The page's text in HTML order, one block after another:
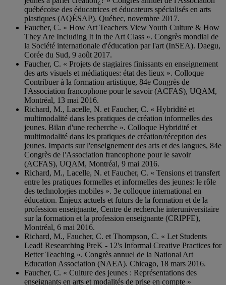
québécoise des éducatrices et éducateurs spécialisés en arts
plastiques (AQÉSAP). Québec, novembre 2017.
Faucher, C. « How Art Teachers View Youth Culture & How
They Are Including It in the Art Class ». Congrès mondial de
la Société internationale d'éducation par l'art (InSEA). Daegu,
Corée du Sud, 9 août 2017.
Faucher, C. « Projets de stagiaires finissants en enseignement
des arts visuels et médiatiques: état des lieux ». Colloque
Contribuer à la formation artistique, 84e Congrès de
l'Association francophone pour le savoir (ACFAS), UQAM,
Montréal, 13 mai 2016.
Richard, M., Lacelle, N. et Faucher, C. « Hybridité et
multimodalité dans les pratiques de création informelles des
jeunes. Bilan d'une recherche ». Colloque Hybridité et
multimodalité dans les pratiques de création/réception des
jeunes. Impacts sur l'enseignement des arts et des langues, 84e
Congrès de l'Association francophone pour le savoir
(ACFAS), UQAM, Montréal, 9 mai 2016.
Richard, M., Lacelle, N. et Faucher, C. « Tensions et transfert
entre les pratiques formelles et informelles des jeunes: le rôle
des technologies mobiles ». 3e colloque international en
éducation. Enjeux actuels et futurs de la formation et de la
profession enseignante, Centre de recherche interuniversitaire
sur la formation et la profession enseignante (CRIPFE),
Montréal, 6 mai 2016.
Richard, M., Faucher, C. et Thompson, C. « Let Students
Lead! Researching PreK - 12's Informal Creative Practices for
Better Teaching ». Congrès annuel de la National Art
Education Association (NAEA). Chicago, 18 mars 2016.
Faucher, C. « Culture des jeunes : Représentations des
enseignants en arts et modalités de prise en compte »